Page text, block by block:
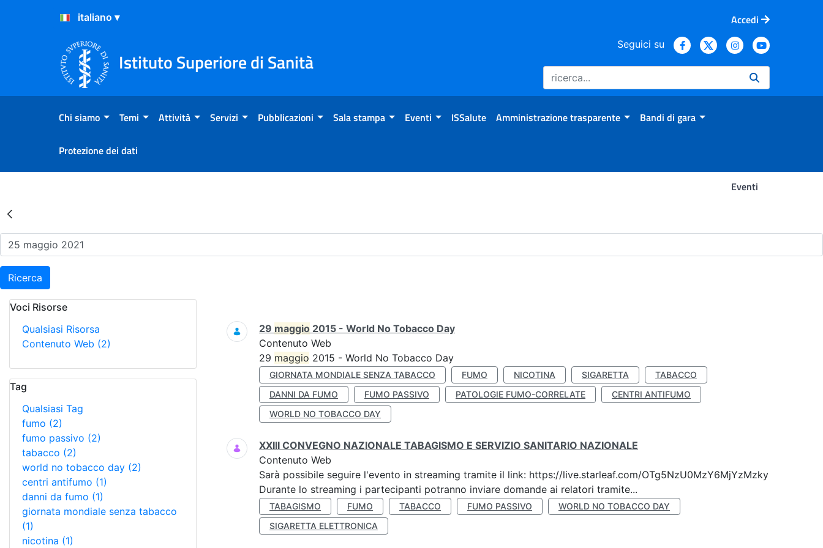
Salta al Contenuto
Salta al Footer
Accedi
Istituto Superiore di Sanità
Seguici su
Chi siamo Temi Attività Servizi Pubblicazioni Sala stampa Eventi ISSalute Amministrazione trasparente Bandi di gara
Protezione dei dati
Eventi
Risultati della Ricerca - Eventi
Ricerca
Voci Risorse
Qualsiasi Risorsa
Contenuto Web (2)
Tag
Qualsiasi Tag
fumo (2)
fumo passivo (2)
tabacco (2)
world no tobacco day (2)
centri antifumo (1)
danni da fumo (1)
giornata mondiale senza tabacco
(1)
nicotina (1)
Ricerca
29 maggio 2015 - World No Tobacco Day
Contenuto Web
29 maggio 2015 - World No Tobacco Day
GIORNATA MONDIALE SENZA TABACCO FUMO NICOTINA SIGARETTA
TABACCO
DANNI DA FUMO
FUMO PASSIVO PATOLOGIE FUMO-CORRELATE
CENTRI ANTIFUMO
WORLD NO TOBACCO DAY
XXIII CONVEGNO NAZIONALE TABAGISMO E SERVIZIO SANITARIO NAZIONALE
Contenuto Web
Sarà possibile seguire l'evento in streaming tramite il link: https://live.starleaf.com/OTg5NzU0MzY6MjYzMzky
Durante lo streaming i partecipanti potranno inviare domande ai relatori tramite...
TABAGISMO FUMO TABACCO FUMO PASSIVO
WORLD NO TOBACCO DAY
SIGARETTA ELETTRONICA